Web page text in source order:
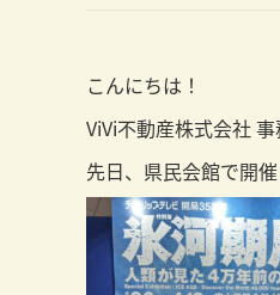
こんにちは！
ViVi不動産株式会社
先日、県民会館で開